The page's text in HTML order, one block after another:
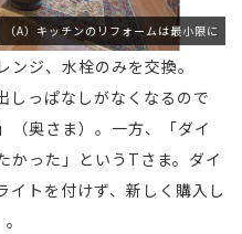
（A）キッチンのリフォームは最小限に
ジ、水栓のみを交換。
しっぱなしがなくなるので
（奥さま）。一方、「ダイ
かった」というTさま。ダイ
イトを付けず、新しく購入し